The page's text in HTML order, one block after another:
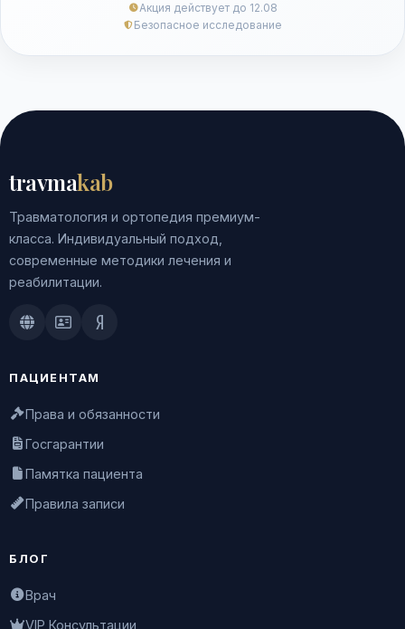
Акция действует до 12.08
Безопасное исследование
travmakab
Травматология и ортопедия премиум-
класса. Индивидуальный подход,
современные методики лечения и
реабилитации.
Doctu.ruПроДокторов
Яндекс.Здоровье
ПАЦИЕНТАМ
Права и обязанности
Госгарантии
Памятка пациента
Правила записи
БЛОГ
Врач
VIP Консультации